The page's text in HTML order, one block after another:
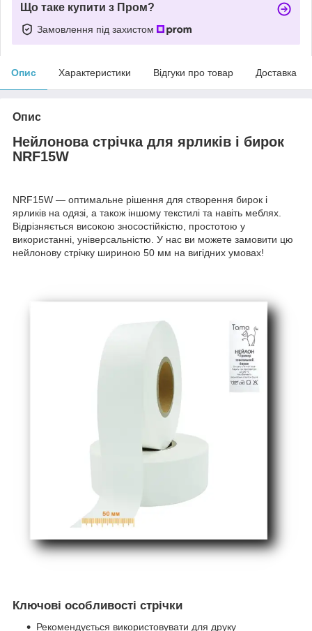
Що таке купити з Пром?
Замовлення під захистом
Опис Характеристики Відгуки про товар Доставка
Опис
Нейлонова стрічка для ярликів і бирок
NRF15W
NRF15W — оптимальне рішення для створення бирок і
ярликів на одязі, а також іншому текстилі та навіть меблях.
Відрізняється високою зносостійкістю, простотою у
використанні, універсальністю. У нас ви можете замовити цю
нейлонову стрічку шириною 50 мм на вигідних умовах!
Ключові особливості стрічки
Рекомендується використовувати для друку